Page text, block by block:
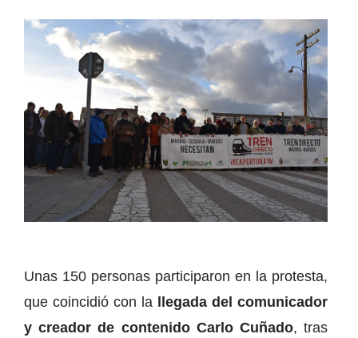
Unas 150 personas participaron en la protesta,
que coincidió con la llegada del comunicador
y creador de contenido Carlo Cuñado, tras